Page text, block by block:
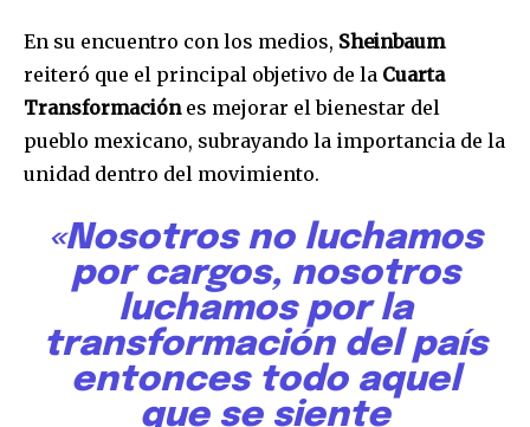
INBOX. Tu información está segura con nosotros.
Acepto laPolítica de Privacidad.
32,111
Seguidores
32,214
Seguidores
11,243
Seguidores
En su encuentro con los medios, Sheinbaum
reiteró que el principal objetivo de la Cuarta
Transformaciónes mejorar el bienestar del
pueblo mexicano, subrayando la importancia de la
unidad dentro del movimiento.
«Nosotros no luchamos
por cargos, nosotros
luchamos por la
transformación del país
entonces todo aquel
que se siente